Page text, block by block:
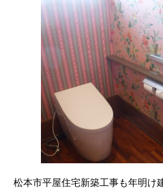
松本市平屋住宅新築工事も年明け